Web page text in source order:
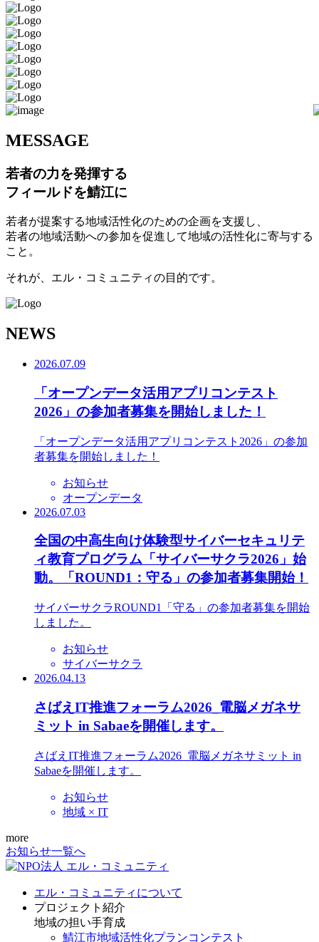
MESSAGE
若者の力を発揮する
フィールドを鯖江に
若者が提案する地域活性化のための企画を支援し、
若者の地域活動への参加を促進して地域の活性化に寄与する
こと。
それが、エル・コミュニティの目的です。
NEWS
2026.07.09
「オープンデータ活用アプリコンテスト
2026」の参加者募集を開始しました！
「オープンデータ活用アプリコンテスト2026」の参加
者募集を開始しました！
お知らせ
オープンデータ
2026.07.03
全国の中高生向け体験型サイバーセキュリテ
ィ教育プログラム「サイバーサクラ2026」始
動。「ROUND1：守る」の参加者募集開始！
サイバーサクラROUND1「守る」の参加者募集を開始
しました。
お知らせ
サイバーサクラ
2026.04.13
さばえIT推進フォーラム2026_電脳メガネサ
ミット in Sabaeを開催します。
さばえIT推進フォーラム2026_電脳メガネサミット in
Sabaeを開催します。
お知らせ
地域 × IT
more
お知らせ一覧へ
エル・コミュニティについて
プロジェクト紹介
地域の担い手育成
鯖江市地域活性化プランコンテスト